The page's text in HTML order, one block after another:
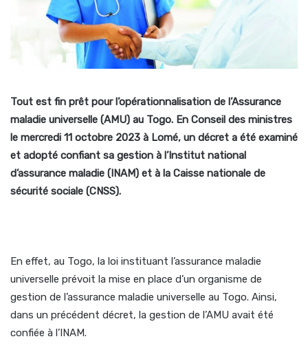
Tout est fin prêt pour l’opérationnalisation de l’Assurance
maladie universelle (AMU) au Togo. En Conseil des ministres
le mercredi 11 octobre 2023 à Lomé, un décret a été examiné
et adopté confiant sa gestion à l’Institut national
d’assurance maladie (INAM) et à la Caisse nationale de
sécurité sociale (CNSS).
En effet, au Togo, la loi instituant l’assurance maladie
universelle prévoit la mise en place d’un organisme de
gestion de l’assurance maladie universelle au Togo. Ainsi,
dans un précédent décret, la gestion de l’AMU avait été
confiée à l’INAM.